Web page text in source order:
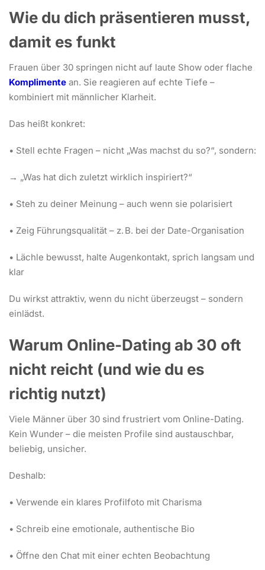
Wie du dich präsentieren musst,
damit es funkt
Frauen über 30 springen nicht auf laute Show oder flache
Komplimente an. Sie reagieren auf echte Tiefe –
kombiniert mit männlicher Klarheit.
Das heißt konkret:
• Stell echte Fragen – nicht „Was machst du so?“, sondern:
→ „Was hat dich zuletzt wirklich inspiriert?“
• Steh zu deiner Meinung – auch wenn sie polarisiert
• Zeig Führungsqualität – z. B. bei der Date-Organisation
• Lächle bewusst, halte Augenkontakt, sprich langsam und
klar
Du wirkst attraktiv, wenn du nicht überzeugst – sondern
einlädst.
Warum Online-Dating ab 30 oft
nicht reicht (und wie du es
richtig nutzt)
Viele Männer über 30 sind frustriert vom Online-Dating.
Kein Wunder – die meisten Profile sind austauschbar,
beliebig, unsicher.
Deshalb:
• Verwende ein klares Profilfoto mit Charisma
• Schreib eine emotionale, authentische Bio
• Öffne den Chat mit einer echten Beobachtung